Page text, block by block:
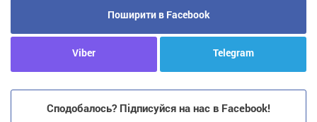
Поширити в Facebook
Viber Telegram
Сподобалось? Підписуйся на нас в Facebook!